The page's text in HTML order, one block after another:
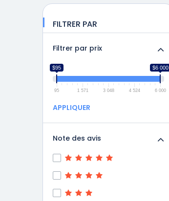
FILTRER PAR
Filtrer par prix
$95 $6 000
95 1 571 3 048 4 524 6 000
APPLIQUER
Note des avis